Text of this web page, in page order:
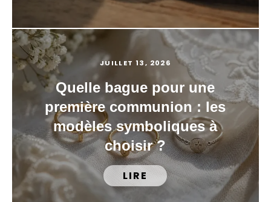
JUILLET 13, 2026
Quelle bague pour une
première communion : les
modèles symboliques à
choisir ?
LIRE